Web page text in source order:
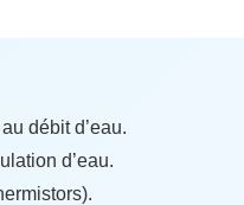
débit d’eau.
d’eau.